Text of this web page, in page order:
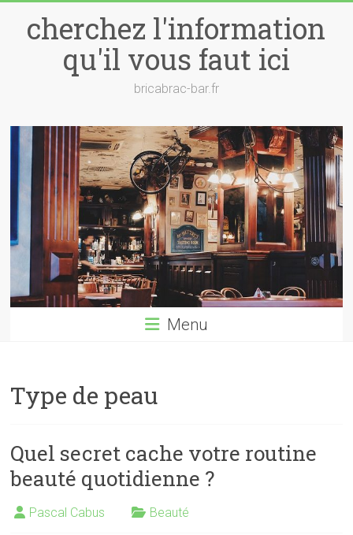
contentcherchez l'information
qu'il vous faut ici
bricabrac-bar.fr
Menu
Type de peau
Quel secret cache votre routine
beauté quotidienne ?
Pascal Cabus Beauté